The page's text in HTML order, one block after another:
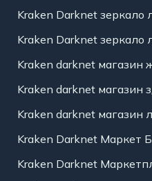
Kraken Darknet зеркало
Kraken Darknet зеркало
Kraken darknet магазин
Kraken darknet магазин
Kraken darknet магазин
Kraken Darknet Маркет
Kraken Darknet